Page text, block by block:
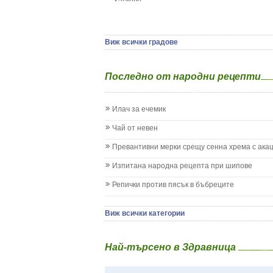
Детски диабет
Жълтеница
Запек на бебето и детето
Кашлица при бебето и детето
Колики
Менингит
Млечница
Нощно напикаване - енуреза
Плач
Виж всички градове
Последно от народни рецепти
Илач за ечемик
Чай от невен
Превантивни мерки срещу сенна хрема с
Изпитана народна рецепта при шипове
Репички против пясък в бъбреците
Виж всички категории
Най-търсено в Здравница